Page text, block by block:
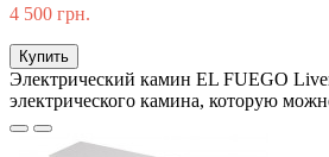
4 500 грн.
Купить
Электрический камин EL FUEGO
электрического камина, которую